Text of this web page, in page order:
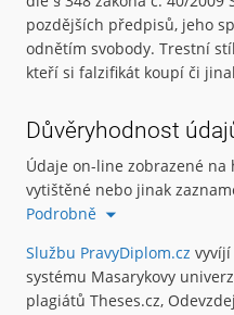
pozdějších předpisů, jeho
odnětím svobody. Trestní
kteří si falzifikát koupí či
Důvěryhodnost
Údaje on-line zobrazené
vytištěné nebo jinak
Podrobně
Službu PravyDiplom.cz
systému Masarykovy
plagiátů Theses.cz,